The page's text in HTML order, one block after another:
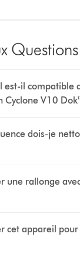
Questions
est-il compatible
Cyclone V10
dois-je
une rallonge
cet appareil